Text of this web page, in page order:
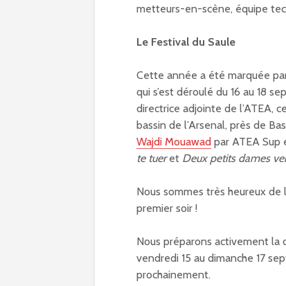
metteurs-en-scène, équipe
Le Festival du Saule
Cette année a été marquée
qui s’est déroulé du 16 au 18
directrice adjointe de l’ATEA,
bassin de l’Arsenal, près de
Wajdi Mouawad par ATEA Sup
te tueret Deux petits dames
Nous sommes très heureux de
premier soir !
Nous préparons activement la
vendredi 15 au dimanche 17
prochainement.